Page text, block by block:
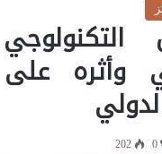
وأثره
0
202